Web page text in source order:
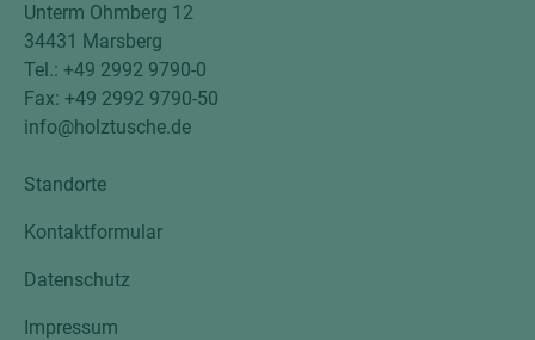
Unterm Ohmberg 12
34431 Marsberg
Tel.: +49 2992 9790-0
Fax: +49 2992 9790-50
info@holztusche.de
Standorte
Kontaktformular
Datenschutz
Impressum